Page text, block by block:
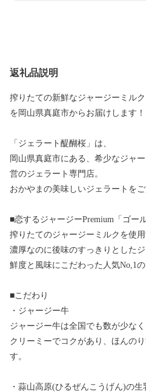
返礼品説明
搾りたての新鮮なジャージーミル
を岡山県真庭市からお届けします！
「ジェラート醍醐桜」は、
岡山県真庭市にある、希少なジャ
営のジェラート専門店。
おかやまの美味しいジェラートをご
■恋するジャージーPremium「ゴー
搾りたてのジャージーミルクを使用
濃厚なのに後味のすっきりとした
鮮度と風味にこだわった人気No,1の
■こだわり
・ジャージー牛
ジャージー牛は全国でも数が少な
クリーミーでコクがあり、ほんの
す。
・蒜山高原(ひるぜんこうげん)の生